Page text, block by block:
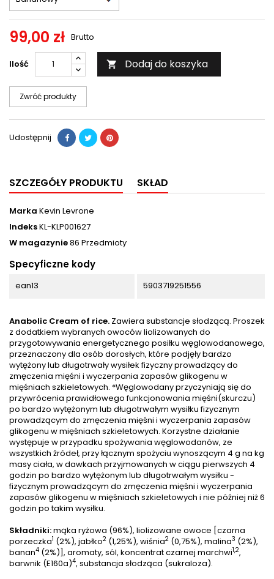
99,00 zł Brutto
Ilość  Dodaj do koszyka
Zwróć produkty
Udostępnij
SZCZEGÓŁY PRODUKTU SKŁAD
Marka Kevin Levrone
IndeksKL-KLP001627
W magazynie86 Przedmioty
Specyficzne kody
ean13 5903719251556
Anabolic Cream of rice. Zawiera substancje słodzącą. Proszek
z dodatkiem wybranych owoców lio­lizowanych do
przygotowywania energetycznego posiłku węglowodanowego,
przeznaczony dla osób dorosłych, które podjęły bardzo
wytężony lub długotrwały wysiłek ­fizyczny prowadzący do
zmęczenia mięśni i wyczerpania zapasów glikogenu w
mięśniach szkieletowych. *Węglowodany przyczyniają się do
przywrócenia prawidłowego funkcjonowania mięśni(skurczu)
po bardzo wytężonym lub długotrwałym wysiłku fi­zycznym
prowadzącym do zmęczenia mięśni i wyczerpania zapasów
glikogenu w mięśniach szkieletowych. Korzystne działanie
występuje w przypadku spożywania węglowodanów, ze
wszystkich źródeł, przy łącznym spożyciu wynoszącym 4 g na kg
masy ciała, w dawkach przyjmowanych w ciągu pierwszych 4
godzin po bardzo wytężonym lub długotrwałym wysiłku ­
fizycznym prowadzącym do zmęczenia mięśni i wyczerpania
zapasów glikogenu w mięśniach szkieletowych i nie później niż 6
godzin po takim wysiłku.
Składniki:mąka ryżowa (96%), lio­lizowane owoce [czarna
porzeczka1 (2%), jabłko2 (1,25%), wiśnia2 (0,75%), malina3 (2%),
banan4 (2%)], aromaty, sól, koncentrat czarnej marchwi1,2,
barwnik (E160a)4, substancja słodząca (sukraloza).